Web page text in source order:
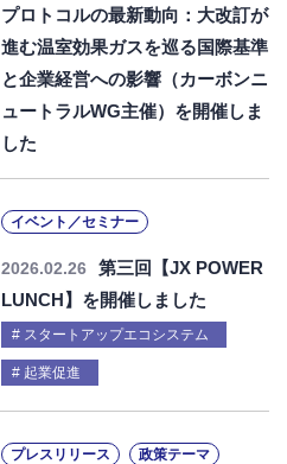
プロトコルの最新動向：大改訂が
進む温室効果ガスを巡る国際基準
と企業経営への影響（カーボンニ
ュートラルWG主催）を開催しま
した
イベント／セミナー
2026.02.26
第三回【JX POWER
LUNCH】を開催しました
スタートアップエコシステム
起業促進
プレスリリース 政策テーマ